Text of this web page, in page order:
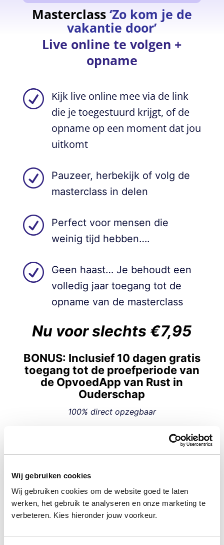
Wij gebruiken cookies
Wij gebruiken cookies om de website goed te laten
werken, het gebruik te analyseren en onze marketing te
verbeteren. Kies hieronder jouw voorkeur.
Masterclass ‘Zo kom je de
vakantie door’
Live online te volgen +
opname
R
Kijk live online mee via de link
die je toegestuurd krijgt, of de
opname op een moment dat jou
uitkomt
R
Pauzeer, herbekijk of volg de
masterclass in delen
R
Perfect voor mensen die
weinig tijd hebben….
R
Geen haast… Je behoudt een
volledig jaar toegang tot de
opname van de masterclass
Nu voor slechts €7,95
BONUS: Inclusief 10 dagen gratis
toegang tot de proefperiode van
de OpvoedApp van Rust in
Ouderschap
100% direct opzegbaar